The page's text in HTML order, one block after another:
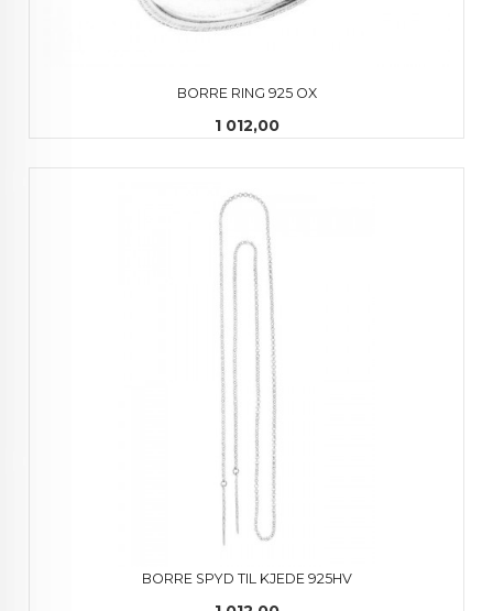
BORRE RING 925 OX
Pris
1 012,00
BORRE SPYD TIL KJEDE 925HV